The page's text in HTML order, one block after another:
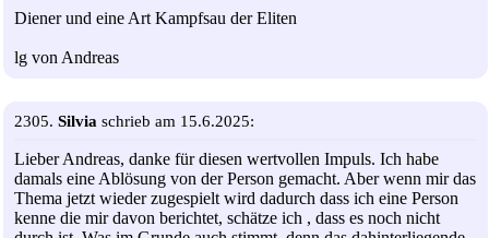
Diener und eine Art Kampfsau der Eliten
lg von Andreas
2305. Silvia schrieb am 15.6.2025:
Lieber Andreas, danke für diesen wertvollen Impuls. Ich habe
damals eine Ablösung von der Person gemacht. Aber wenn mir das
Thema jetzt wieder zugespielt wird dadurch dass ich eine Person
kenne die mir davon berichtet, schätze ich , dass es noch nicht